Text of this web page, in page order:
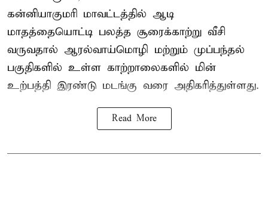
கன்னியாகுமரி மாவட்டத்தில் ஆடி
மாதத்தையொட்டி பலத்த சூரைக்காற்று வீசி
வருவதால் ஆரல்வாய்மொழி மற்றும் முப்பந்தல்
பகுதிகளில் உள்ள காற்றாலைகளில் மின்
உற்பத்தி இரண்டு மடங்கு வரை அதிகரித்துள்ளது.
Read More